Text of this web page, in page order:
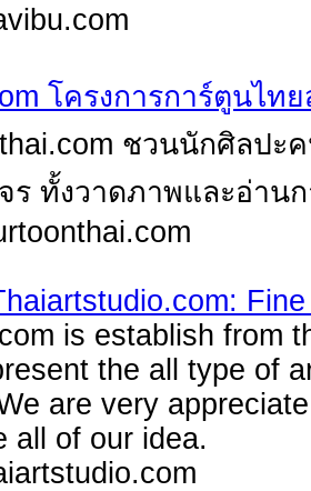
โครงการการ์ตูนไท
ชวนนักศิลปะ
ทั้งวาดภาพและอ่าน
is establish from
the all type of
are very
all of our idea.